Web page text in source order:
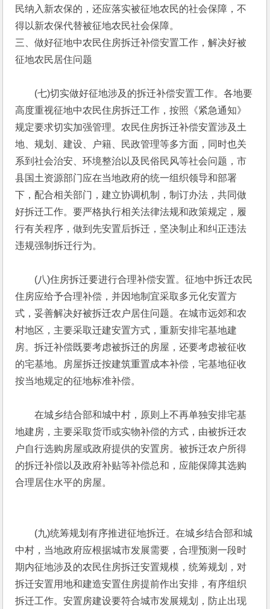
民纳入新农保的，还应落实被征地农民的社会保障，不
得以新农保代替被征地农民社会保障。
三、做好征地中农民住房拆迁补偿安置工作，解决好被
征地农民居住问题
(七)切实做好征地涉及的拆迁补偿安置工作。各地要
高度重视征地中农民住房拆迁工作，按照《紧急通知》
规定要求切实加强管理。农民住房拆迁补偿安置涉及土
地、规划、建设、户籍、民政管理等多方面，同时也关
系到社会治安、环境整治以及民俗民风等社会问题，市
县国土资源部门应在当地政府的统一组织领导和部署
下，配合相关部门，建立协调机制，制订办法，共同做
好拆迁工作。要严格执行相关法律法规和政策规定，履
行有关程序，做到先安置后拆迁，坚决制止和纠正违法
违规强制拆迁行为。
(八)住房拆迁要进行合理补偿安置。征地中拆迁农民
住房应给予合理补偿，并因地制宜采取多元化安置方
式，妥善解决好被拆迁农户居住问题。在城市远郊和农
村地区，主要采取迁建安置方式，重新安排宅基地建
房。拆迁补偿既要考虑被拆迁的房屋，还要考虑被征收
的宅基地。房屋拆迁按建筑重置成本补偿，宅基地征收
按当地规定的征地标准补偿。
在城乡结合部和城中村，原则上不再单独安排宅基
地建房，主要采取货币或实物补偿的方式，由被拆迁农
户自行选购房屋或政府提供的安置房。被拆迁农户所得
的拆迁补偿以及政府补贴等补偿总和，应能保障其选购
合理居住水平的房屋。
(九)统筹规划有序推进征地拆迁。在城乡结合部和城
中村，当地政府应根据城市发展需要，合理预测一段时
期内征地涉及的农民住房拆迁安置规模，统筹规划，对
拆迁安置用地和建造安置住房提前作出安排，有序组织
拆迁工作。安置房建设要符合城市发展规划，防止出现